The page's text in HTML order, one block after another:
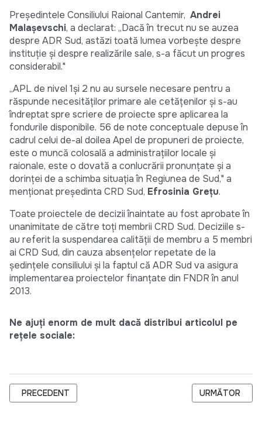
Președintele Consiliului Raional Cantemir, Andrei
Malașevschi, a declarat: ,,Dacă în trecut nu se auzea
despre ADR Sud, astăzi toată lumea vorbește despre
instituție și despre realizările sale, s-a făcut un progres
considerabil."
,,APL de nivel 1și 2 nu au sursele necesare pentru a
răspunde necesităților primare ale cetățenilor și s-au
îndreptat spre scriere de proiecte spre aplicarea la
fondurile disponibile. 56 de note conceptuale depuse în
cadrul celui de-al doilea Apel de propuneri de proiecte,
este o muncă colosală a administrațiilor locale și
raionale, este o dovată a conlucrării pronunțate și a
dorinței de a schimba situația în Regiunea de Sud," a
menționat președinta CRD Sud, Efrosinia Grețu.
Toate proiectele de decizii înaintate au fost aprobate în
unanimitate de către toți membrii CRD Sud. Deciziile s-
au referit la suspendarea calității de membru a 5 membri
ai CRD Sud, din cauza absențelor repetate de la
ședințele consiliului și la faptul că ADR Sud va asigura
implementarea proiectelor finanțate din FNDR în anul
2013.
Ne ajuți enorm de mult dacă distribui articolul pe
rețele sociale:
ARTICOL PRECEDENT: PENTRU A-ȘI PĂSTRA LOCUL LA
PRECEDENT ARTICOLUL
URMĂTOR